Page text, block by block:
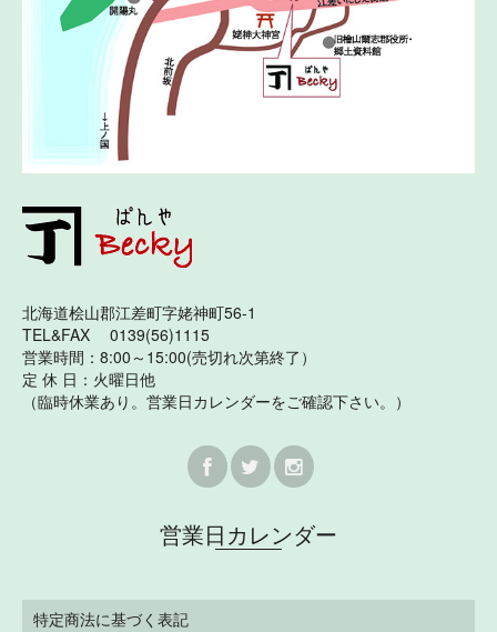
北海道桧山郡江差町字姥神町56-1
TEL&FAX 0139(56)1115
営業時間：8:00～15:00(売切れ次第終了）
定 休 日：火曜日他
（臨時休業あり。営業日カレンダーをご確認下さい。）
営業日カレンダー
特定商法に基づく表記